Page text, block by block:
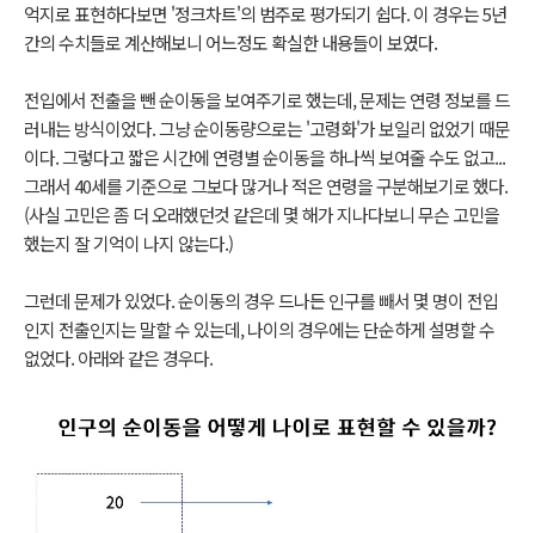
억지로 표현하다보면 '정크차트'의 범주로 평가되기 쉽다. 이 경우는5년
간의 수치들로 계산해보니 어느정도 확실한 내용들이 보였다.
전입에서 전출을 뺀 순이동을 보여주기로 했는데, 문제는 연령 정보를 드
러내는 방식이었다. 그냥 순이동량으로는 '고령화'가 보일리 없었기 때문
이다. 그렇다고 짧은 시간에 연령별 순이동을 하나씩 보여줄 수도 없고...
그래서 40세를 기준으로 그보다 많거나 적은 연령을 구분해보기로 했다.
(사실 고민은 좀 더 오래했던것 같은데 몇 해가 지나다보니 무슨 고민을
했는지 잘 기억이 나지 않는다.)
그런데 문제가 있었다. 순이동의 경우 드나든 인구를 빼서 몇 명이 전입
인지 전출인지는 말할 수 있는데, 나이의 경우에는 단순하게 설명할 수
없었다. 아래와 같은 경우다.